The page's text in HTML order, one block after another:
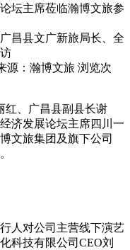
坛主席莅临瀚博文旅参
昌县文广新旅局长、全
源：瀚博文旅 浏览次
、广昌县副县长谢
济发展论坛主席四川一
文旅集团及旗下公司
对公司主营线下演艺
科技有限公司CEO刘